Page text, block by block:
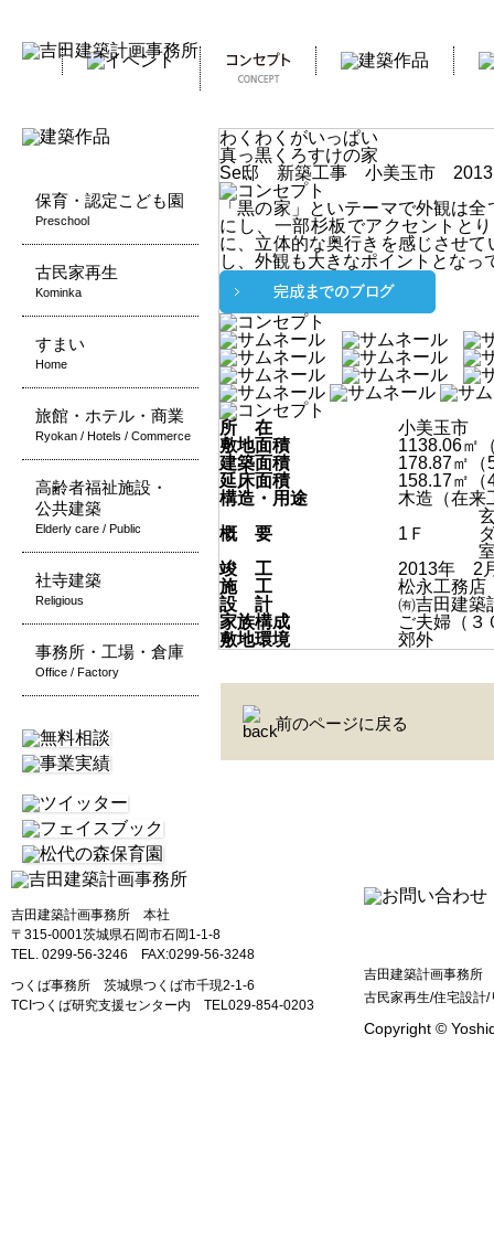
保育・認定こども園
Preschool
古民家再生
Kominka
すまい
Home
旅館・ホテル・商業
Ryokan / Hotels / Commerce
高齢者福祉施設・
公共建築
Elderly care / Public
社寺建築
Religious
事務所・工場・倉庫
Office / Factory
わくわくがいっぱい
真っ黒くろすけの家
Se邸 新築工事 小美玉市 2013
「黒の家」といテーマで外観は
にし、一部杉板でアクセントと
に、立体的な奥行きを感じさせ
し、外観も大きなポイントとなっ
所 在
小美玉市
敷地面積
1138.06㎡
建築面積
178.87㎡（
延床面積
158.17㎡（
構造・用途
木造（在来
概 要
1Ｆ
竣 工
2013年 2
施 工
松永工務店
設 計
㈲吉田建築
家族構成
ご夫婦（３
敷地環境
郊外
前のページに戻る
吉田建築計画事務所 本社
〒315-0001茨城県石岡市石岡1-1-8
TEL. 0299-56-3246 FAX:0299-56-3248
つくば事務所 茨城県つくば市千現2-1-6
TCIつくば研究支援センター内 TEL029‐854‐0203
吉田建築計画事務所
古民家再生/住宅設
Copyright ©